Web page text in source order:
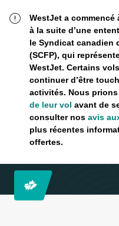
WestJet a
à la suite d’une
le Syndicat canadien
(SCFP), qui
WestJet. Certains
continuer d’être
activités. Nous
de leur vol avant de
consulter nos avis
plus récentes
offertes.